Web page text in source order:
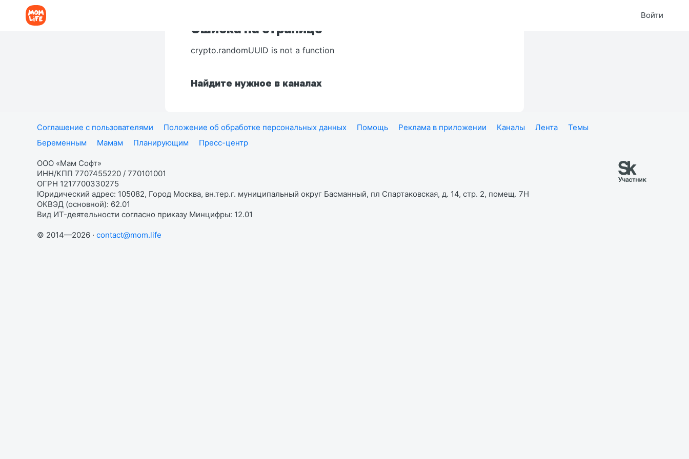
Войти
Ошибка на странице
crypto.randomUUID is not a function
Найдите нужное в каналах
Соглашение с пользователями Положение об обработке персональных данных Помощь Реклама в приложении Каналы Лента
Темы
Беременным
Мамам Планирующим Пресс-центр
ООО «Мам Софт»
ИНН/КПП 7707455220 / 770101001
ОГРН 1217700330275
Юридический адрес: 105082, Город Москва, вн.тер.г. муниципальный округ Басманный, пл Спартаковская, д. 14, стр. 2, помещ. 7Н
ОКВЭД (основной): 62.01
Вид ИТ-деятельности согласно приказу Минцифры: 12.01
© 2014—2026 · contact@mom.life